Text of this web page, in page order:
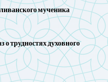
мученика
о трудностях духовного